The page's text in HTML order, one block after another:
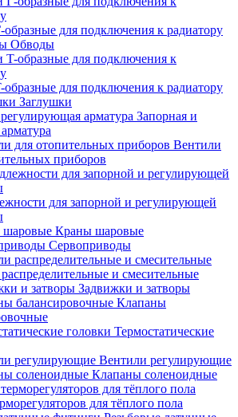
для подключения к радиатору
Обводы
образные для подключения к радиатору
Заглушки
Запорная и
Вентили
приборов
для запорной и регулирующей
Краны шаровые
Сервоприводы
и смесительные
Задвижки и затворы
Клапаны
Термостатические
Вентили регулирующие
Клапаны соленоидные
для тёплого пола